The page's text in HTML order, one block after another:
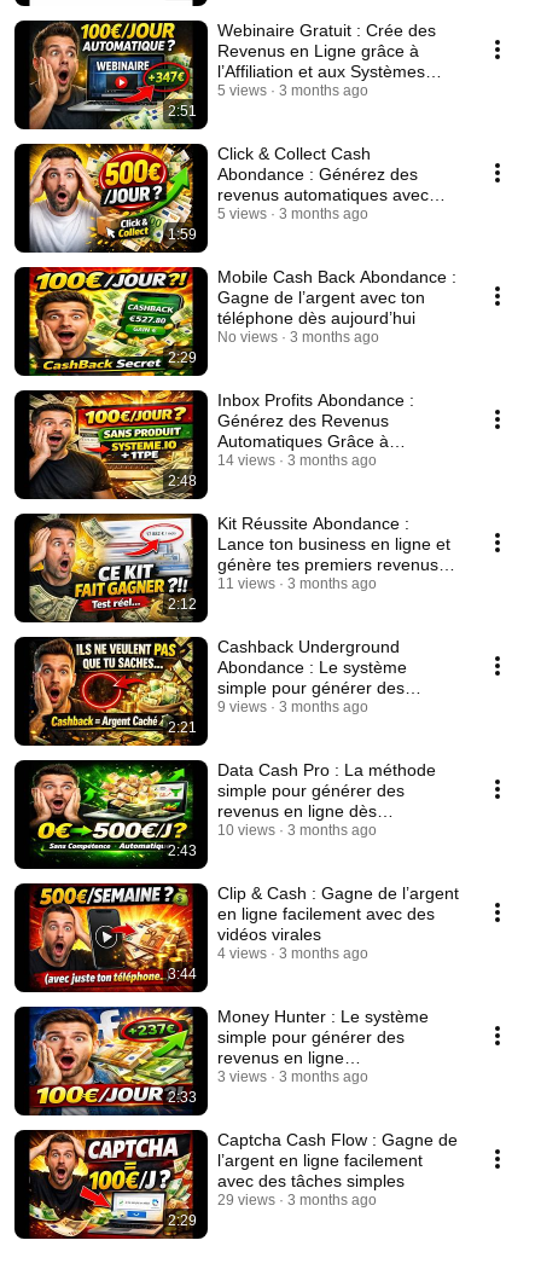
2:51
Webinaire Gratuit : Crée des
Revenus en Ligne grâce à
l’Affiliation et aux Systèmes
Automatisés
5 views 3 months ago
1:59
Click & Collect Cash
Abondance : Générez des
revenus automatiques avec
une stratégie simple
5 views 3 months ago
2:29
Mobile Cash Back Abondance :
Gagne de l’argent avec ton
téléphone dès aujourd’hui
No views 3 months ago
2:48
Inbox Profits Abondance :
Générez des Revenus
Automatiques Grâce à
Facebook (Même Débutant)
14 views 3 months ago
2:12
Kit Réussite Abondance :
Lance ton business en ligne et
génère tes premiers revenus
dès aujourd’hui
11 views 3 months ago
2:21
Cashback Underground
Abondance : Le système
simple pour générer des
revenus en ligne dès
9 views 3 months ago
2:43
Data Cash Pro : La méthode
simple pour générer des
revenus en ligne dès
aujourd’hui
10 views 3 months ago
3:44
Clip & Cash : Gagne de l’argent
en ligne facilement avec des
vidéos virales
4 views 3 months ago
2:33
Money Hunter : Le système
simple pour générer des
revenus en ligne
automatiquement
3 views 3 months ago
2:29
Captcha Cash Flow : Gagne de
l’argent en ligne facilement
avec des tâches simples
29 views 3 months ago